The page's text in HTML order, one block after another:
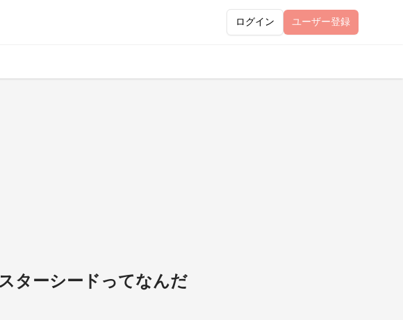
ログイン ユーザー登録
ターシードってなんだ